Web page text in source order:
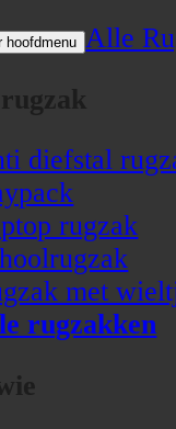
hoofdmenu Alle
diefstal
rugzak
met
rugzakken